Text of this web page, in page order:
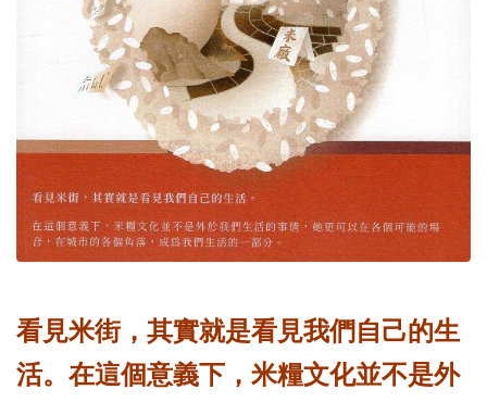
看見米街，其實就是看見我們自己的生
活。在這個意義下，米糧文化並不是外